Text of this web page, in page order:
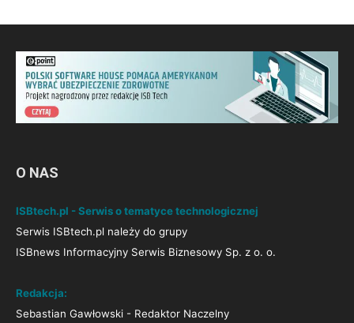
O NAS
ISBtech.pl - Serwis o tematyce technologicznej
Serwis ISBtech.pl należy do grupy
ISBnews Informacyjny Serwis Biznesowy Sp. z o. o.
Redakcja:
Sebastian Gawłowski - Redaktor Naczelny